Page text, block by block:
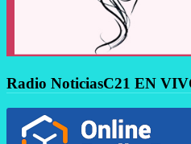
Radio NoticiasC21 EN